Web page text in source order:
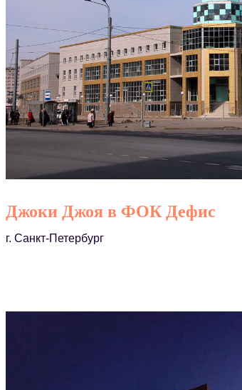
Джоки Джоя в ФОК Дефис
г. Санкт-Петербург